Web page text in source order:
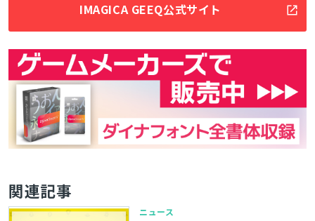
IMAGICA GEEQ公式サイト
関連記事
ニュース